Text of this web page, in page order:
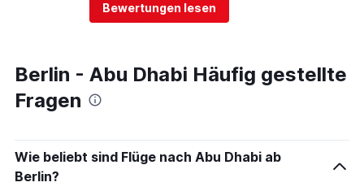
Bewertungen lesen
Berlin - Abu Dhabi Häufig gestellte
Fragen
Wie beliebt sind Flüge nach Abu Dhabi ab
Berlin?